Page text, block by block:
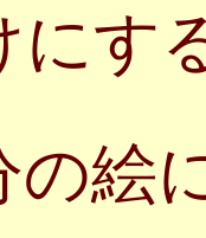
に
の絵